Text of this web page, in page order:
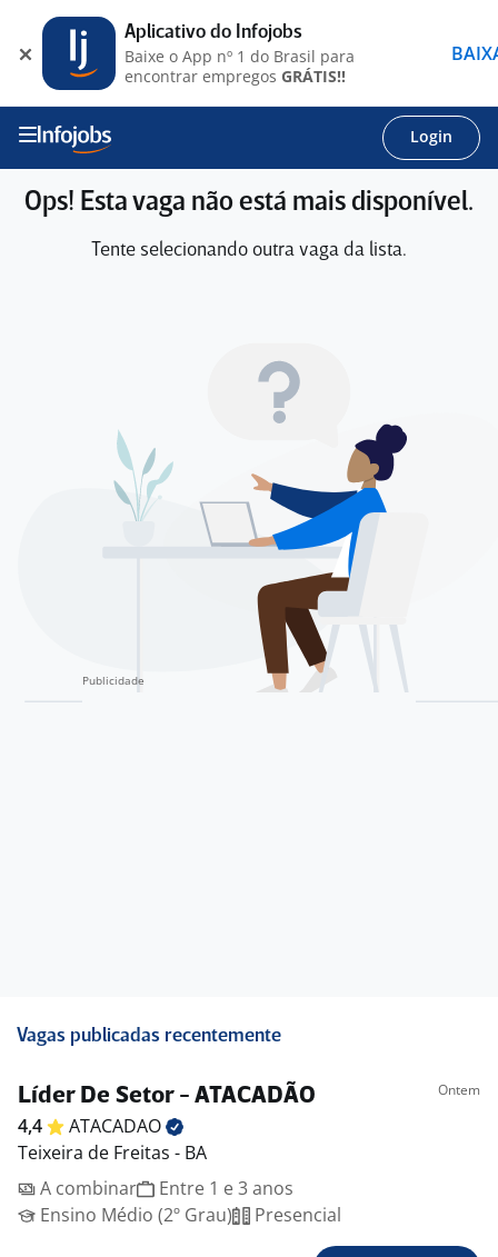
Login
Ops! Esta vaga não está mais disponível.
Tente selecionando outra vaga da lista.
Vagas publicadas recentemente
Líder De Setor - ATACADÃO Ontem
4,4
ATACADAO
Teixeira de Freitas - BA
A combinar
Entre 1 e 3 anos
Ensino Médio (2º Grau)
Presencial
Aplicativo do Infojobs
Baixe o App nº 1 do Brasil para
encontrar empregos GRÁTIS!!